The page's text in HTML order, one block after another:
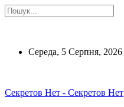
Середа, 5 Серпня, 2026
Секретов Нет - Секретов Нет